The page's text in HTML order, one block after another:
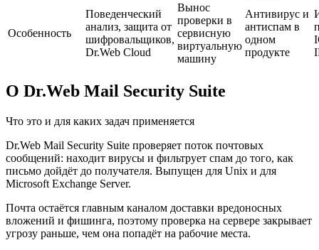
Особенность
Поведенческий
анализ, защита от
шифровальщиков,
Dr.Web Cloud
Вынос
проверки в
сервисную
виртуальную
машину
Антивирус и
антиспам в
одном
продукте
О Dr.Web Mail Security Suite
Что это и для каких задач применяется
Dr.Web Mail Security Suite проверяет поток почтовых
сообщений: находит вирусы и фильтрует спам до того, как
письмо дойдёт до получателя. Выпущен для Unix и для
Microsoft Exchange Server.
Почта остаётся главным каналом доставки вредоносных
вложений и фишинга, поэтому проверка на сервере закрывает
угрозу раньше, чем она попадёт на рабочие места.